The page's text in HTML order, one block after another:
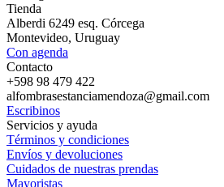
Tienda
Alberdi 6249 esq. Córcega
Montevideo, Uruguay
Con agenda
Contacto
+598 98 479 422
alfombrasestanciamendoza@gmail.com
Escribinos
Servicios y ayuda
Términos y condiciones
Envíos y devoluciones
Cuidados de nuestras prendas
Mayoristas